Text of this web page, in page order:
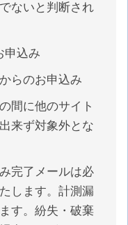
ないと判断され
申込み
らのお申込み
間に他のサイト
来ず対象外とな
完了メールは必
します。計測漏
す。紛失・破棄